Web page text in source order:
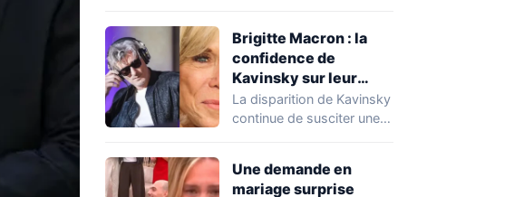
heure
découverte d'une…
Brigitte Macron : la
confidence de
Kavinsky sur leur
relation
La disparition de Kavinsky
continue de susciter une
Une demande en
mariage surprise